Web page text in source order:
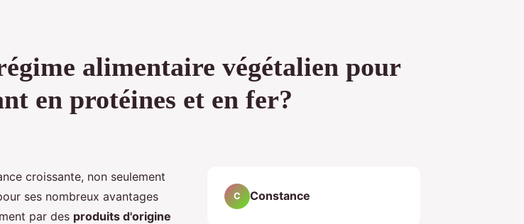
alimentaire végétalien pour
en protéines et en fer?
croissante, non seulement
ses nombreux avantages
par des produits d'origine
C Constance